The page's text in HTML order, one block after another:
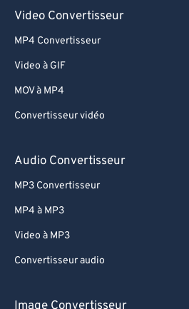
Video Convertisseur
MP4 Convertisseur
Video à GIF
MOV à MP4
Convertisseur vidéo
Audio Convertisseur
MP3 Convertisseur
MP4 à MP3
Video à MP3
Convertisseur audio